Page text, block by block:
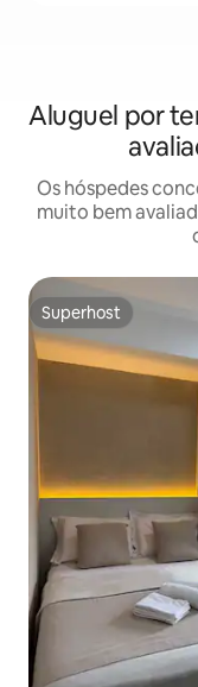
Aluguel por
Os hóspedes
muito bem
Superhost
Superhost